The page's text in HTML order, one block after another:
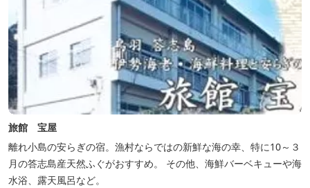
旅館 宝屋
離れ小島の安らぎの宿。漁村ならではの新鮮な海の幸、特に10～３
月の答志島産天然ふぐがおすすめ。 その他、海鮮バーベキューや海
水浴、露天風呂など。